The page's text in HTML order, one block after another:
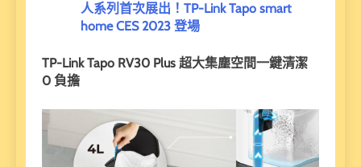
人系列首次展出！TP-Link Tapo smart
home CES 2023 登場
TP-Link Tapo RV30 Plus 超大集塵空間一鍵清潔
0 負擔